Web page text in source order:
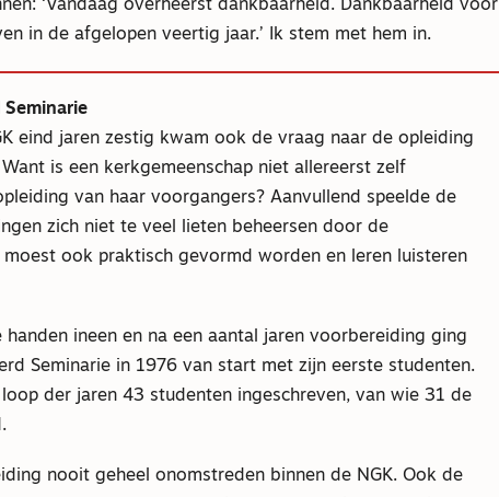
‘Vandaag overheerst dankbaarheid. Dankbaarheid voor
in de afgelopen veertig jaar.’ Ik stem met hem in.
Seminarie
eind jaren zestig kwam ook de vraag naar de opleiding
is een kerkgemeenschap niet allereerst zelf
van haar voorgangers? Aanvullend speelde de
zich niet te veel lieten beheersen door de
moest ook praktisch gevormd worden en leren luisteren
handen ineen en na een aantal jaren voorbereiding ging
Seminarie in 1976 van start met zijn eerste studenten.
der jaren 43 studenten ingeschreven, van wie 31 de
nooit geheel onomstreden binnen de NGK. Ook de